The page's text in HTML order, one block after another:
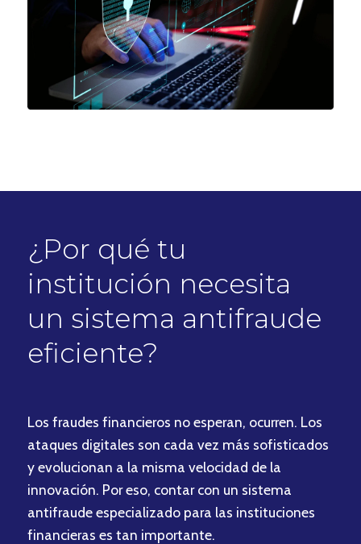
¿Por qué tu
institución necesita
un sistema antifraude
eficiente?
Los fraudes financieros no esperan, ocurren. Los
ataques digitales son cada vez más sofisticados
y evolucionan a la misma velocidad de la
innovación. Por eso, contar con un sistema
antifraude especializado para las instituciones
financieras es tan importante.